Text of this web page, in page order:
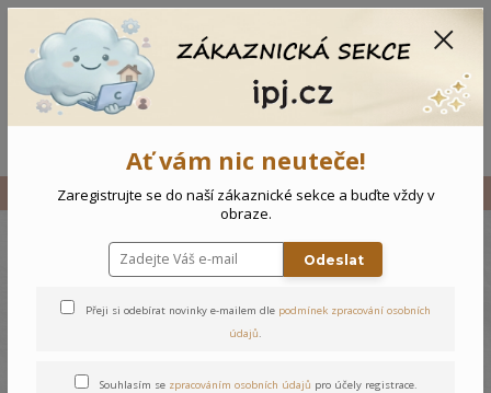
Vše Dětské šaty Rabbit
Dětské šaty Rabbit
Ať vám nic neuteče!
Zaregistrujte se do naší zákaznické sekce a buďte vždy v
obraze.
Odeslat
Přeji si odebírat novinky e-mailem dle podmínek zpracování osobních
údajů.
Souhlasím se zpracováním osobních údajů pro účely registrace.